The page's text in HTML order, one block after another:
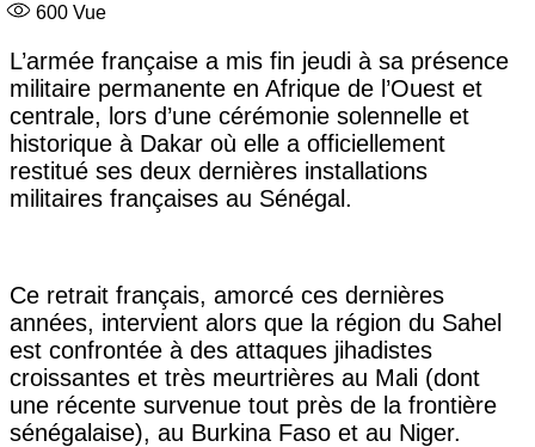
600 Vue
L’armée française a mis fin jeudi à sa présence
militaire permanente en Afrique de l’Ouest et
centrale, lors d’une cérémonie solennelle et
historique à Dakar où elle a officiellement
restitué ses deux dernières installations
militaires françaises au Sénégal.
Ce retrait français, amorcé ces dernières
années, intervient alors que la région du Sahel
est confrontée à des attaques jihadistes
croissantes et très meurtrières au Mali (dont
une récente survenue tout près de la frontière
sénégalaise), au Burkina Faso et au Niger.